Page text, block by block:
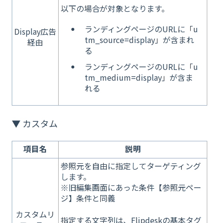
Display広告
経由
以下の場合が対象となります。
ランディングページのURLに「u
tm_source=display」が含まれ
る
ランディングページのURLに「u
tm_medium=display」が含ま
れる
▼ カスタム
項目名 説明
カスタムリ
参照元を自由に指定してターゲティング
します。
※旧編集画面にあった条件【参照元ペー
ジ】条件と同義
指定する文字列は、Flipdeskの基本タグ